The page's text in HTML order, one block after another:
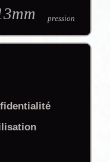
pression